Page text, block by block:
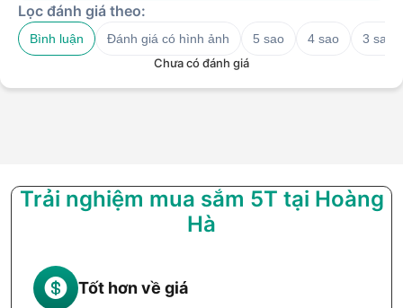
Lọc đánh giá theo:
Bình luận Đánh giá có hình ảnh 5 sao 4 sao
3 sao
Chưa có đánh giá
Trải nghiệm mua sắm 5T tại Hoàng
Hà
Tốt hơn về giá